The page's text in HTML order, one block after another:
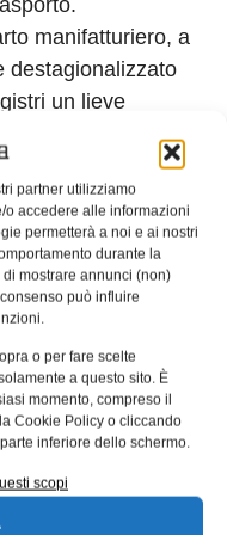
partner utilizziamo
accedere alle informazioni
permetterà a noi e ai nostri
durante la
mostrare annunci (non)
può influire
o per fare scelte
a questo sito. È
momento, compreso il
Cookie Policy o cliccando
inferiore dello schermo.
scopi
manifatturiero, a
destagionalizzato
un lieve
(+0,6%).
il volume
manifatturiero
dell’1,7%, con un
di quello in
Istat